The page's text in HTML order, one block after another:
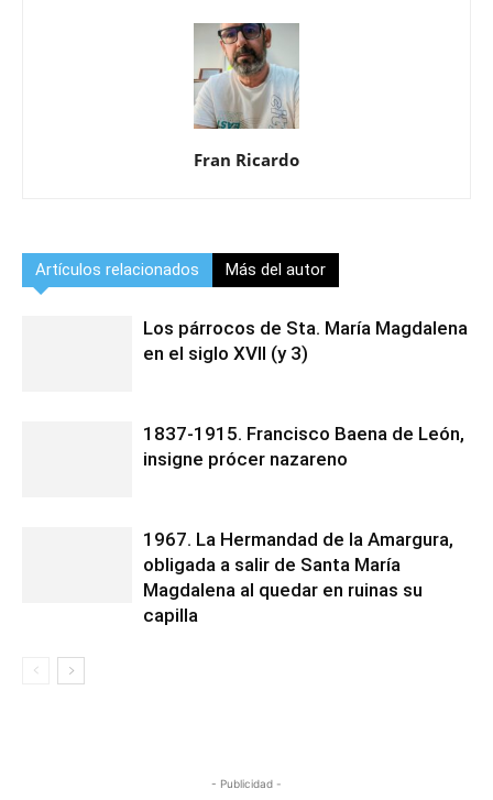
Fran Ricardo
Artículos relacionados Más del autor
Los párrocos de Sta. María Magdalena
en el siglo XVII (y 3)
1837-1915. Francisco Baena de León,
insigne prócer nazareno
1967. La Hermandad de la Amargura,
obligada a salir de Santa María
Magdalena al quedar en ruinas su
capilla
- Publicidad -